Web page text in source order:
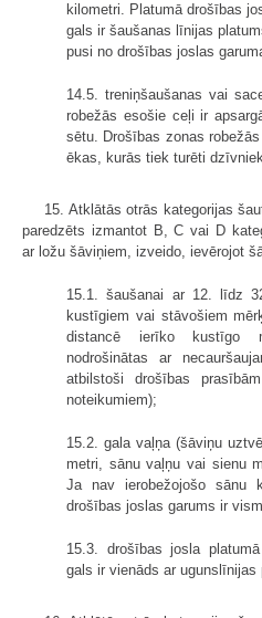
kilometri. Platumā drošības
gals ir šaušanas līnijas
pusi no drošības joslas
14.5. treniņšaušanas vai
robežās esošie ceļi ir
sētu. Drošības zonas
ēkas, kurās tiek turēti
15. Atklātās otrās kategorijas
paredzēts izmantot B, C vai D
ar ložu šāviņiem, izveido, ievērojot
15.1. šaušanai ar 12. līdz
kustīgiem vai stāvošiem
distancē ierīko kustīgo
nodrošinātas ar
atbilstoši drošības
noteikumiem);
15.2. gala vaļņa (šāviņu
metri, sānu vaļņu vai sienu
Ja nav ierobežojošo sānu
drošības joslas garums ir
15.3. drošības josla
gals ir vienāds ar